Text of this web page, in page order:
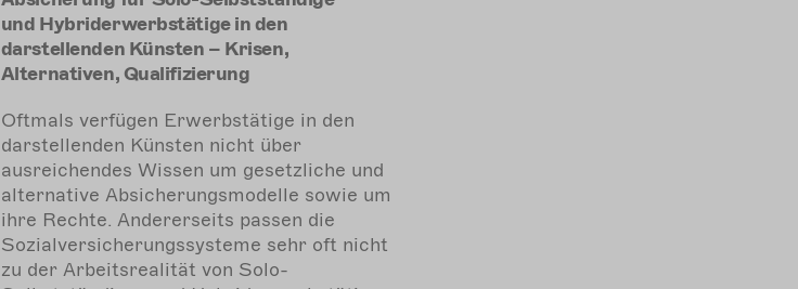
und Hybriderwerbstätige in den
darstellenden Künsten – Krisen,
Alternativen, Qualifizierung
Oftmals verfügen Erwerbstätige in den
darstellenden Künsten nicht über
ausreichendes Wissen um gesetzliche und
alternative Absicherungsmodelle sowie um
ihre Rechte. Andererseits passen die
Sozialversicherungssysteme sehr oft nicht
zu der Arbeitsrealität von Solo-